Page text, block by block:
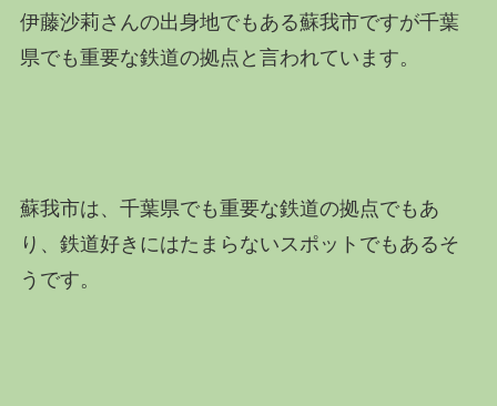
伊藤沙莉さんの出身地でもある蘇我市ですが千葉
県でも重要な鉄道の拠点と言われています。
蘇我市は、千葉県でも重要な鉄道の拠点でもあ
り、鉄道好きにはたまらないスポットでもあるそ
うです。